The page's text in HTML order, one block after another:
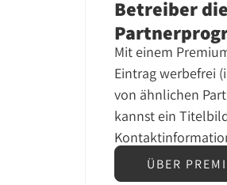
Betreiber
Mit einem
Eintrag werbefrei
von ähnlichen
kannst ein
ÜBER